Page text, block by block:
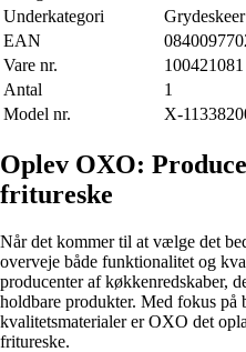
Underkategori
Grydeskeer
EAN
Vare nr.
100421081
Antal
1
Model nr.
X-
Oplev OXO:
fritureske
Når det kommer til at vælge det
overveje både funktionalitet og
producenter af køkkenredskaber,
holdbare produkter. Med fokus på
kvalitetsmaterialer er OXO det
fritureske.